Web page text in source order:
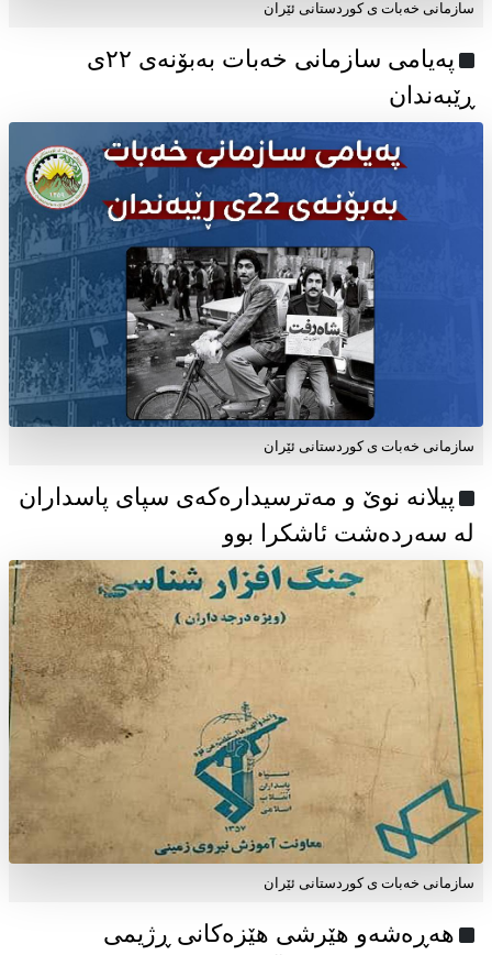
سازمانی خەبات ی کوردستانی ئێران
پەیامی سازمانی خەبات بەبۆنەی ۲۲ی
ڕێبەندان
سازمانی خەبات ی كوردستانی ئێران
پیلانە نوێ و مەترسیدارەکەی سپای پاسداران
لە سەردەشت ئاشکرا بوو
سازمانی خەبات ی كوردستانی ئێران
هەڕەشەو هێرشی هێزەکانی ڕژیمی